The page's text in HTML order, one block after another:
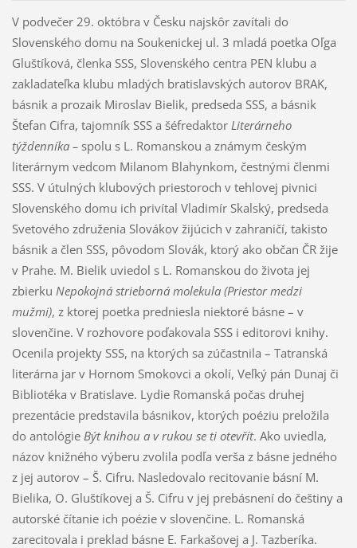
V podvečer 29. októbra v Česku najskôr zavítali do
Slovenského domu na Soukenickej ul. 3 mladá poetka Oľga
Gluštíková, členka SSS, Slovenského centra PEN klubu a
zakladateľka klubu mladých bratislavských autorov BRAK,
básnik a prozaik Miroslav Bielik, predseda SSS, a básnik
Štefan Cifra, tajomník SSS a šéfredaktor Literárneho
týždenníka – spolu s L. Romanskou a známym českým
literárnym vedcom Milanom Blahynkom, čestnými členmi
SSS. V útulných klubových priestoroch v tehlovej pivnici
Slovenského domu ich privítal Vladimír Skalský, predseda
Svetového združenia Slovákov žijúcich v zahraničí, takisto
básnik a člen SSS, pôvodom Slovák, ktorý ako občan ČR žije
v Prahe. M. Bielik uviedol s L. Romanskou do života jej
zbierku Nepokojná strieborná molekula (Priestor medzi
mužmi), z ktorej poetka predniesla niektoré básne – v
slovenčine. V rozhovore poďakovala SSS i editorovi knihy.
Ocenila projekty SSS, na ktorých sa zúčastnila – Tatranská
literárna jar v Hornom Smokovci a okolí, Veľký pán Dunaj či
Bibliotéka v Bratislave. Lydie Romanská počas druhej
prezentácie predstavila básnikov, ktorých poéziu preložila
do antológie Být knihou a v rukou se ti otevřít. Ako uviedla,
názov knižného výberu zvolila podľa verša z básne jedného
z jej autorov – Š. Cifru. Nasledovalo recitovanie básní M.
Bielika, O. Gluštíkovej a Š. Cifru v jej prebásnení do češtiny a
autorské čítanie ich poézie v slovenčine. L. Romanská
zarecitovala i preklad básne E. Farkašovej a J. Tazberíka.